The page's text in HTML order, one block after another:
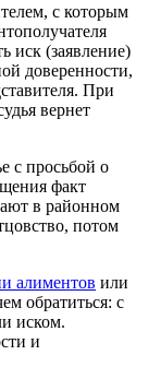
с которым
иск (заявление)
доверенности,
При
вернет
с просьбой о
факт
в районном
потом
алиментов или
обратиться: с
иском.
и